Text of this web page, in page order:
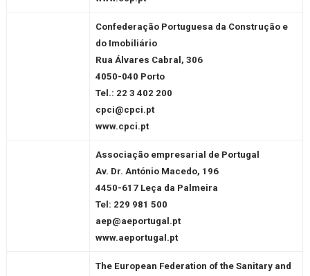
Confederação Portuguesa da Construção e
do Imobiliário
Rua Álvares Cabral, 306
4050-040 Porto
Tel.: 22 3 402 200
cpci@cpci.pt
www.cpci.pt
Associação empresarial de Portugal
Av. Dr. António Macedo, 196
4450-617 Leça da Palmeira
Tel: 229 981 500
aep@aeportugal.pt
www.aeportugal.pt
The European Federation of the Sanitary and